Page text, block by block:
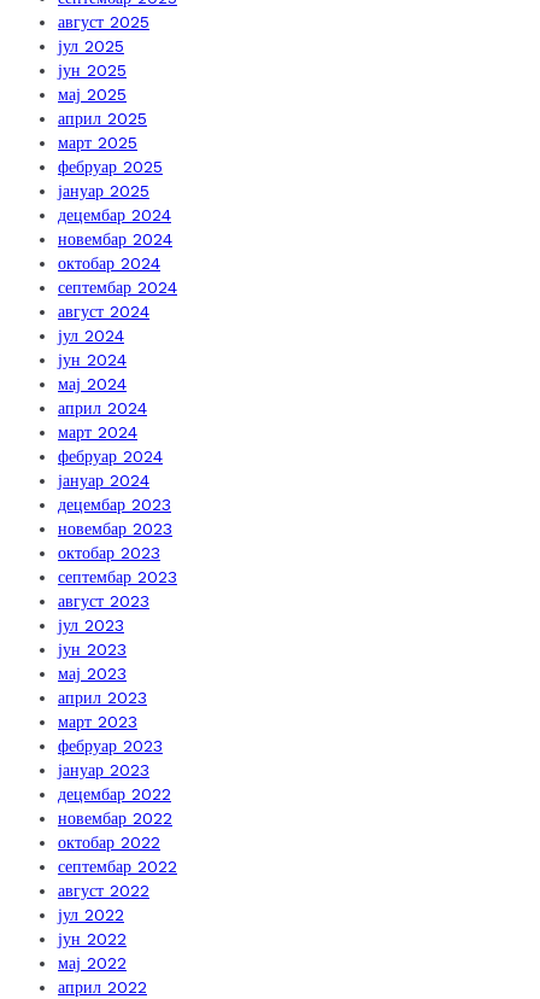
август 2025
јул 2025
јун 2025
мај 2025
април 2025
март 2025
фебруар 2025
јануар 2025
децембар 2024
новембар 2024
октобар 2024
септембар 2024
август 2024
јул 2024
јун 2024
мај 2024
април 2024
март 2024
фебруар 2024
јануар 2024
децембар 2023
новембар 2023
октобар 2023
септембар 2023
август 2023
јул 2023
јун 2023
мај 2023
април 2023
март 2023
фебруар 2023
јануар 2023
децембар 2022
новембар 2022
октобар 2022
септембар 2022
август 2022
јул 2022
јун 2022
мај 2022
април 2022